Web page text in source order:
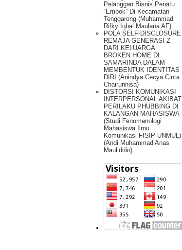
Pelanggan Bisnis Penatu
“Embok” Di Kecamatan
Tenggarong (Muhammad
Rifky Iqbal Maulana AF)
POLA SELF-DISCLOSURE
REMAJA GENERASI Z
DARI KELUARGA
BROKEN HOME DI
SAMARINDA DALAM
MEMBENTUK IDENTITAS
DIRI (Anindya Cecya Cinta
Chairunnisa)
DISTORSI KOMUNIKASI
INTERPERSONAL AKIBAT
PERILAKU PHUBBING DI
KALANGAN MAHASISWA
(Studi Fenomenologi
Mahasiswa Ilmu
Komunikasi FISIP UNMUL)
(Andi Muhammad Anas
Mauliddin)